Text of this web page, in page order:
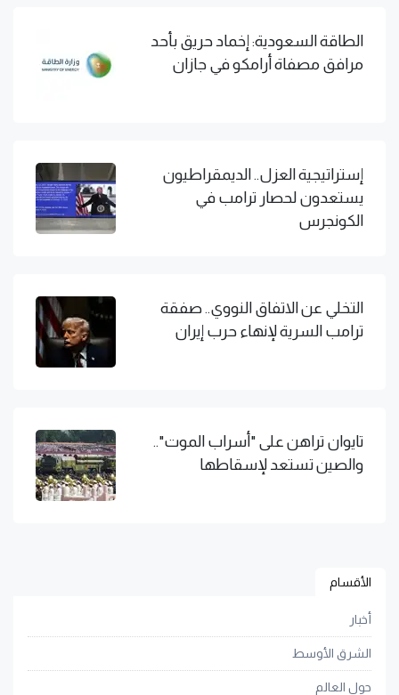
الطاقة السعودية: إخماد حريق بأحد
مرافق مصفاة أرامكو في جازان
إستراتيجية العزل.. الديمقراطيون
يستعدون لحصار ترامب في
الكونجرس
التخلي عن الاتفاق النووي.. صفقة
ترامب السرية لإنهاء حرب إيران
تايوان تراهن على "أسراب الموت"..
والصين تستعد لإسقاطها
الأقسام
أخبار
الشرق الأوسط
حول العالم